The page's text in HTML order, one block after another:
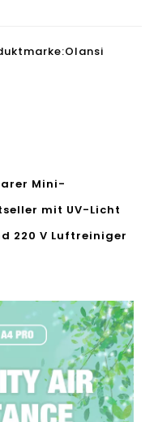
Mini-
mit UV-Licht
220 V Luftreiniger